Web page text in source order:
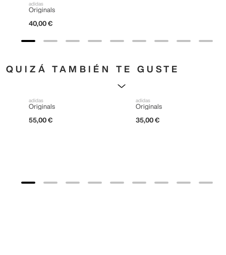
adidas
Originals
40,00 €
QUIZÁ TAMBIÉN TE GUSTE
adidas
Originals
55,00 €
adidas
Originals
35,00 €